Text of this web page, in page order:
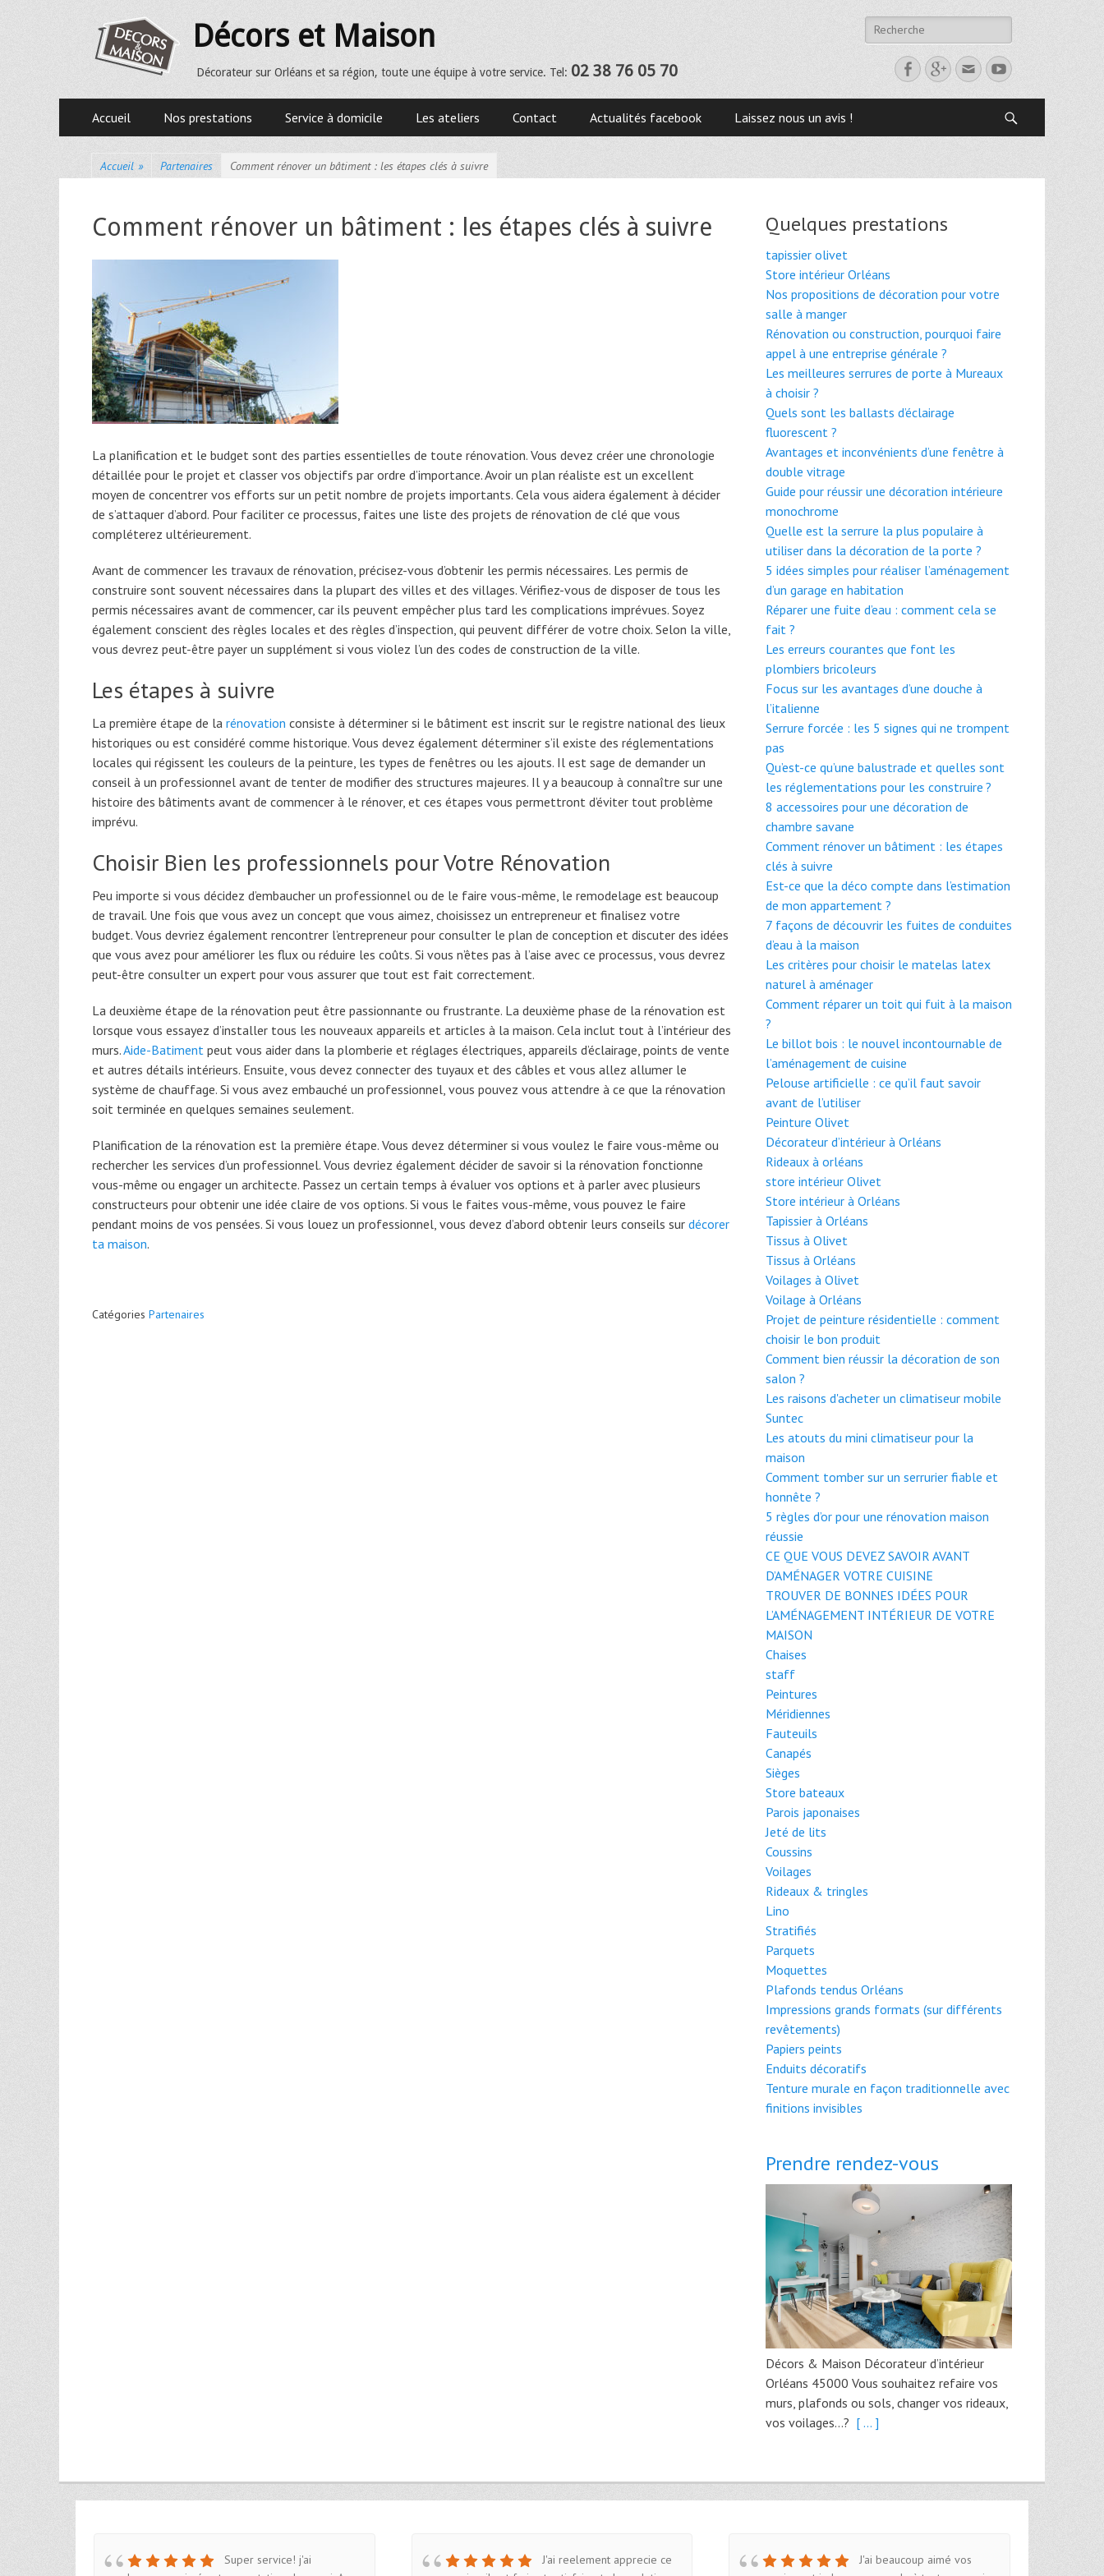
Décors et Maison
Décorateur sur Orléans et sa région, toute une équipe à votre service. Tel: 02 38 76 05 70
Premier menu
Accueil Nos prestations Service à domicile Les ateliers Contact Actualités facebook Laissez nous un avis !
Accueil » Partenaires Comment rénover un bâtiment : les étapes clés à suivre
Comment rénover un bâtiment : les étapes clés à suivre
La planification et le budget sont des parties essentielles de toute rénovation. Vous devez créer une chronologie
détaillée pour le projet et classer vos objectifs par ordre d’importance. Avoir un plan réaliste est un excellent
moyen de concentrer vos efforts sur un petit nombre de projets importants. Cela vous aidera également à décider
de s’attaquer d’abord. Pour faciliter ce processus, faites une liste des projets de rénovation de clé que vous
compléterez ultérieurement.
Avant de commencer les travaux de rénovation, précisez-vous d’obtenir les permis nécessaires. Les permis de
construire sont souvent nécessaires dans la plupart des villes et des villages. Vérifiez-vous de disposer de tous les
permis nécessaires avant de commencer, car ils peuvent empêcher plus tard les complications imprévues. Soyez
également conscient des règles locales et des règles d’inspection, qui peuvent différer de votre choix. Selon la ville,
vous devrez peut-être payer un supplément si vous violez l’un des codes de construction de la ville.
Les étapes à suivre
La première étape de la rénovation consiste à déterminer si le bâtiment est inscrit sur le registre national des lieux
historiques ou est considéré comme historique. Vous devez également déterminer s’il existe des réglementations
locales qui régissent les couleurs de la peinture, les types de fenêtres ou les ajouts. Il est sage de demander un
conseil à un professionnel avant de tenter de modifier des structures majeures. Il y a beaucoup à connaître sur une
histoire des bâtiments avant de commencer à le rénover, et ces étapes vous permettront d’éviter tout problème
imprévu.
Choisir Bien les professionnels pour Votre Rénovation
Peu importe si vous décidez d’embaucher un professionnel ou de le faire vous-même, le remodelage est beaucoup
de travail. Une fois que vous avez un concept que vous aimez, choisissez un entrepreneur et finalisez votre
budget. Vous devriez également rencontrer l’entrepreneur pour consulter le plan de conception et discuter des idées
que vous avez pour améliorer les flux ou réduire les coûts. Si vous n’êtes pas à l’aise avec ce processus, vous devrez
peut-être consulter un expert pour vous assurer que tout est fait correctement.
La deuxième étape de la rénovation peut être passionnante ou frustrante. La deuxième phase de la rénovation est
lorsque vous essayez d’installer tous les nouveaux appareils et articles à la maison. Cela inclut tout à l’intérieur des
murs.Aide-Batiment peut vous aider dans la plomberie et réglages électriques, appareils d’éclairage, points de vente
et autres détails intérieurs. Ensuite, vous devez connecter des tuyaux et des câbles et vous allez allumer le
système de chauffage. Si vous avez embauché un professionnel, vous pouvez vous attendre à ce que la rénovation
soit terminée en quelques semaines seulement.
Planification de la rénovation est la première étape. Vous devez déterminer si vous voulez le faire vous-même ou
rechercher les services d’un professionnel. Vous devriez également décider de savoir si la rénovation fonctionne
vous-même ou engager un architecte. Passez un certain temps à évaluer vos options et à parler avec plusieurs
constructeurs pour obtenir une idée claire de vos options. Si vous le faites vous-même, vous pouvez le faire
pendant moins de vos pensées. Si vous louez un professionnel, vous devez d’abord obtenir leurs conseils sur décorer
ta maison.
Catégories Partenaires
Quelques prestations
tapissier olivet
Store intérieur Orléans
Nos propositions de décoration pour votre
salle à manger
Rénovation ou construction, pourquoi faire
appel à une entreprise générale ?
Les meilleures serrures de porte à Mureaux
à choisir ?
Quels sont les ballasts d’éclairage
fluorescent ?
Avantages et inconvénients d’une fenêtre à
double vitrage
Guide pour réussir une décoration intérieure
monochrome
Quelle est la serrure la plus populaire à
utiliser dans la décoration de la porte ?
5 idées simples pour réaliser l’aménagement
d’un garage en habitation
Réparer une fuite d’eau : comment cela se
fait ?
Les erreurs courantes que font les
plombiers bricoleurs
Focus sur les avantages d’une douche à
l’italienne
Serrure forcée : les 5 signes qui ne trompent
pas
Qu’est-ce qu’une balustrade et quelles sont
les réglementations pour les construire ?
8 accessoires pour une décoration de
chambre savane
Comment rénover un bâtiment : les étapes
clés à suivre
Est-ce que la déco compte dans l’estimation
de mon appartement ?
7 façons de découvrir les fuites de conduites
d’eau à la maison
Les critères pour choisir le matelas latex
naturel à aménager
Comment réparer un toit qui fuit à la maison
?
Le billot bois : le nouvel incontournable de
l’aménagement de cuisine
Pelouse artificielle : ce qu’il faut savoir
avant de l’utiliser
Peinture Olivet
Décorateur d’intérieur à Orléans
Rideaux à orléans
store intérieur Olivet
Store intérieur à Orléans
Tapissier à Orléans
Tissus à Olivet
Tissus à Orléans
Voilages à Olivet
Voilage à Orléans
Projet de peinture résidentielle : comment
choisir le bon produit
Comment bien réussir la décoration de son
salon ?
Les raisons d'acheter un climatiseur mobile
Suntec
Les atouts du mini climatiseur pour la
maison
Comment tomber sur un serrurier fiable et
honnête ?
5 règles d’or pour une rénovation maison
réussie
CE QUE VOUS DEVEZ SAVOIR AVANT
D’AMÉNAGER VOTRE CUISINE
TROUVER DE BONNES IDÉES POUR
L’AMÉNAGEMENT INTÉRIEUR DE VOTRE
MAISON
Chaises
staff
Peintures
Méridiennes
Fauteuils
Canapés
Sièges
Store bateaux
Parois japonaises
Jeté de lits
Coussins
Voilages
Rideaux & tringles
Lino
Stratifiés
Parquets
Moquettes
Plafonds tendus Orléans
Impressions grands formats (sur différents
revêtements)
Papiers peints
Enduits décoratifs
Tenture murale en façon traditionnelle avec
finitions invisibles
Prendre rendez-vous
Décors & Maison Décorateur d’intérieur
Orléans 45000 Vous souhaitez refaire vos
murs, plafonds ou sols, changer vos rideaux,
vos voilages…? [ ... ]
Super service! j'ai
J'ai reelement apprecie ce
J'ai beaucoup aimé vos